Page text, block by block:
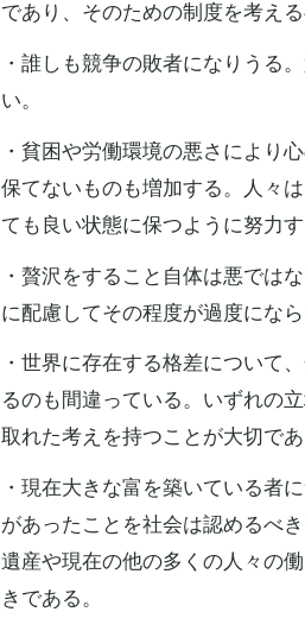
であり、そのための制度を考える
・誰しも競争の敗者になりうる
い。
・貧困や労働環境の悪さにより
保てないものも増加する。人々
ても良い状態に保つように努力す
・贅沢をすること自体は悪では
に配慮してその程度が過度にな
・世界に存在する格差について
るのも間違っている。いずれの
取れた考えを持つことが大切であ
・現在大きな富を築いている者
があったことを社会は認めるべ
遺産や現在の他の多くの人々の
きである。